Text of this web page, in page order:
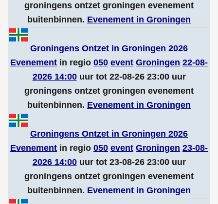
groningens ontzet groningen evenement
buitenbinnen. Evenement in Groningen
Groningens Ontzet in Groningen 2026
Evenement in regio 050 event Groningen 22-08-
2026 14:00uur tot 22-08-26 23:00 uur
groningens ontzet groningen evenement
buitenbinnen. Evenement in Groningen
Groningens Ontzet in Groningen 2026
Evenement in regio 050 event Groningen 23-08-
2026 14:00uur tot 23-08-26 23:00 uur
groningens ontzet groningen evenement
buitenbinnen. Evenement in Groningen